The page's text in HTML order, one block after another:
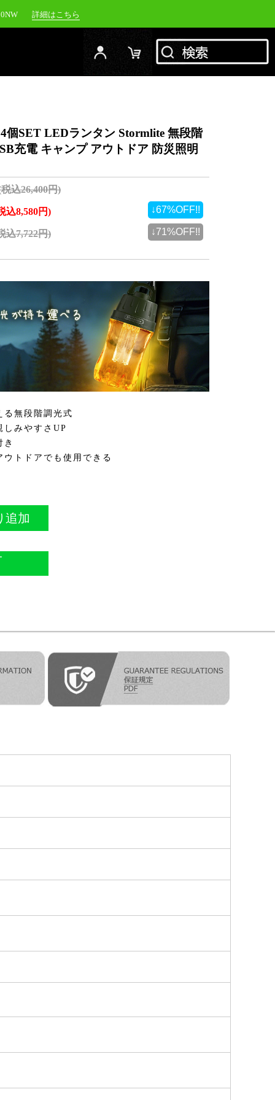
詳細はこちら
個SET LEDランタン Stormlite 無段階
充電 キャンプ アウトドア 防災照明
込26,400円)
込8,580円) ↓67%OFF!!
込7,722円) ↓71%OFF!!
る無段階調光式
しみやすさUP
トドアでも使用できる
追加